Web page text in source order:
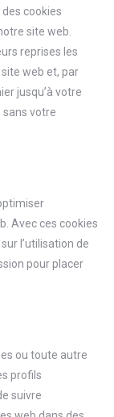
cookies
site web.
reprises les
web et, par
jusqu’à votre
sans votre
Avec ces cookies
l’utilisation de
pour placer
ou toute autre
profils
suivre